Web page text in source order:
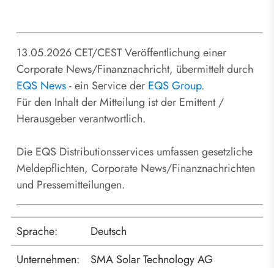
13.05.2026 CET/CEST Veröffentlichung einer
Corporate News/Finanznachricht, übermittelt durch
EQS News- ein Service der EQS Group.
Für den Inhalt der Mitteilung ist der Emittent /
Herausgeber verantwortlich.
Die EQS Distributionsservices umfassen gesetzliche
Meldepflichten, Corporate News/Finanznachrichten
und Pressemitteilungen.
Sprache:
Deutsch
Unternehmen:
SMA Solar Technology AG